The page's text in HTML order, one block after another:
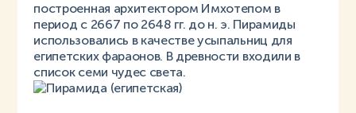
построенная архитектором Имхотепом в
период с 2667 по 2648 гг. до н. э. Пирамиды
использовались в качестве усыпальниц для
египетских фараонов. В древности входили в
список семи чудес света.